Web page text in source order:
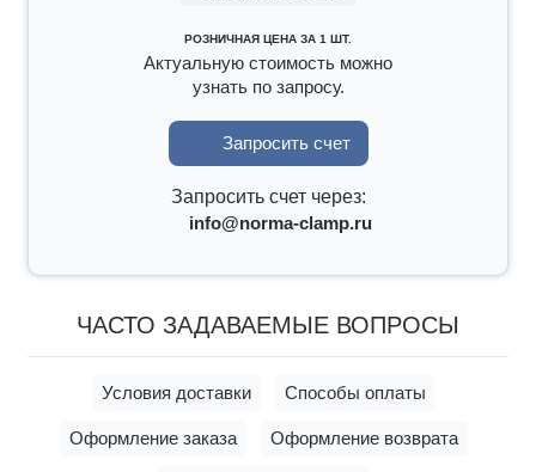
РОЗНИЧНАЯ ЦЕНА ЗА 1 ШТ.
Актуальную стоимость можно
узнать по запросу.
Запросить счет
Запросить счет через:
info@norma-clamp.ru
ЧАСТО ЗАДАВАЕМЫЕ ВОПРОСЫ
Условия доставки Способы оплаты
Оформление заказа Оформление возврата